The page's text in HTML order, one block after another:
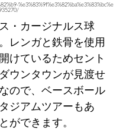
%e3%83%9f%e3%82%ba%e3%83%bc%e
・カージナルス球
レンガと鉄骨を使用
けているためセント
ウンタウンが見渡せ
ので、ベースボール
ジアムツアーもあ
ができます。